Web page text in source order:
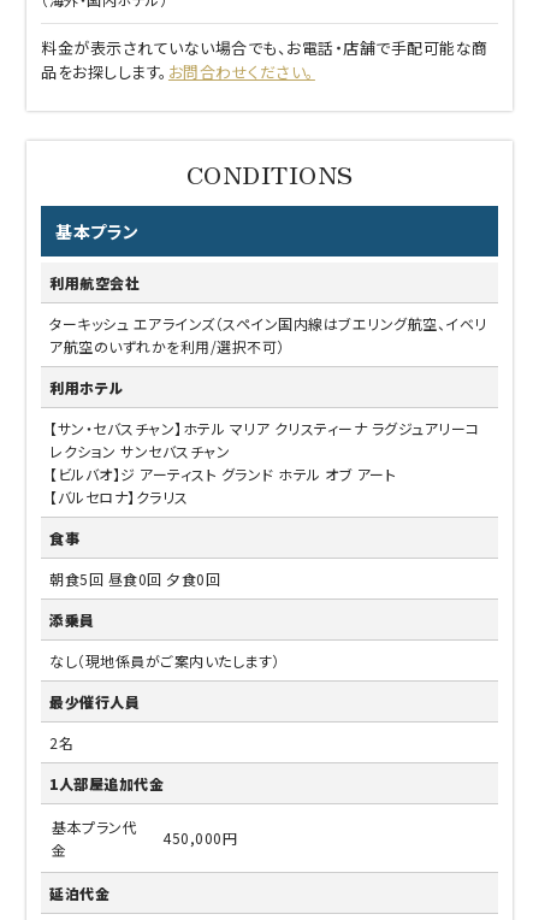
基本プラン
利用航空会社
ターキッシュ エアラインズ（スペイン国内線はブエリング航空、イベリ
ア航空のいずれかを利用/選択不可）
利用ホテル
【サン・セバスチャン】ホテル マリア クリスティーナ ラグジュアリーコ
レクション サンセバスチャン
【ビルバオ】ジ アーティスト グランド ホテル オブ アート
【バルセロナ】クラリス
食事
朝食5回 昼食0回 夕食0回
添乗員
なし（現地係員がご案内いたします）
最少催行人員
2名
1人部屋追加代金
基本プラン代
金
450,000円
延泊代金
料金が表示されていない場合でも、お電話・店舗で手配可能な商
品をお探しします。 お問合わせください。